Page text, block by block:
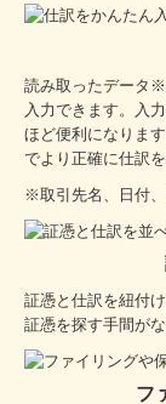
読み取ったデータ
入力できます。入
ほど便利になりま
でより正確に仕訳
※取引先名、日付
証憑と仕訳を紐付
証憑を探す手間が
フ